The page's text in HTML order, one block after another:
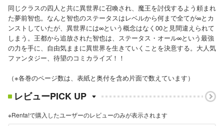
同じクラスの四人と共に異世界に召喚され、魔王を討伐するよう頼まれ
た夢前智也。なんと智也のステータスはレベルから何まで全てが∞とカ
ンストしていたが、異世界には∞という概念はなく00と見間違えられて
しまう。王都から追放された智也は、ステータス・オール∞という最強
の力を手に、自由気ままに異世界を生きていくことを決意する。大人気
ファンタジー、待望のコミカライズ！！
（※各巻のページ数は、表紙と奥付を含め片面で数えています）
レビューPICK UP
※Renta!で購入したユーザーのレビューのみが表示されます